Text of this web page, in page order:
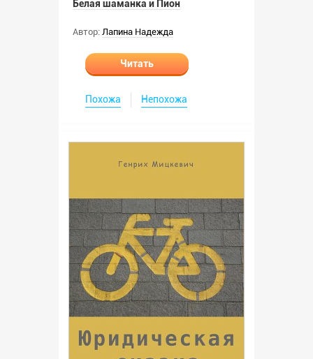
Белая шаманка и Пион
Автор: Лапина Надежда
Читать
Похожа Непохожа